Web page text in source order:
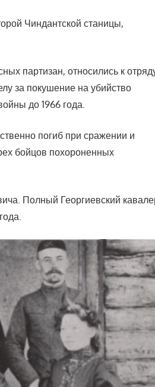
Чиндантской станицы,
партизан, относились к
за покушение на убийство
до 1966 года.
погиб при сражении и
бойцов похороненных
Полный Георгиевский